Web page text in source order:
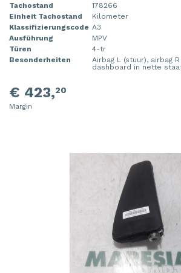
Tachostand
178266
Einheit Tachostand
Kilometer
Klassifizierungscode A3
Ausführung
MPV
Türen
4-tr
Besonderheiten
Airbag L (stuur), airbag
dashboard in nette
€ 423,20
Margin